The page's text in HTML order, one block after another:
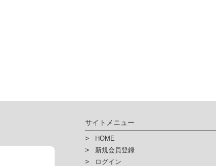
サイトメニュー
HOME
新規会員登録
ログイン